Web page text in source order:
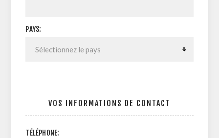
PAYS:
VOS INFORMATIONS DE CONTACT
TÉLÉPHONE: